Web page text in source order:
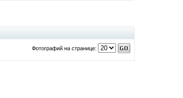
Фотографий на странице: